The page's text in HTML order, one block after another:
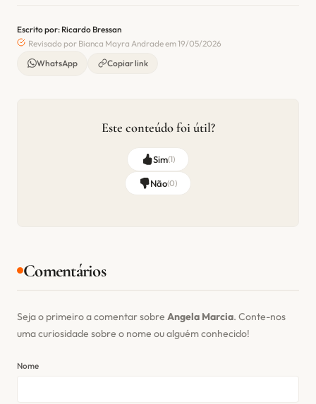
Escrito por: Ricardo Bressan
Revisado por Bianca Mayra Andrade em 19/05/2026
WhatsApp
Copiar link
Este conteúdo foi útil?
Sim(1)
Não(0)
Comentários
Seja o primeiro a comentar sobre Angela Marcia. Conte-nos
uma curiosidade sobre o nome ou alguém conhecido!
Nome